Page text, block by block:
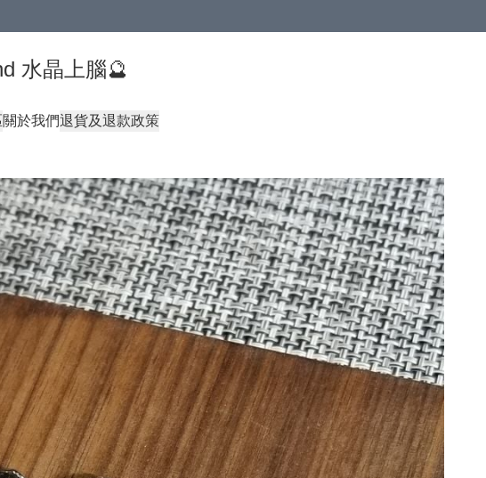
水晶上腦🔮
關於我們退貨及退款政策